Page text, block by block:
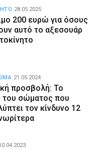
200 ευρώ για όσους
αυτό το αξεσουάρ
28.05.2025
προσβολή: Το
του σώματος που
τον κίνδυνο 12
21.05.2024